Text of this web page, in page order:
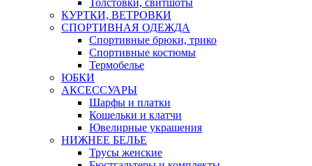
Толстовки, свитшоты
КУРТКИ, ВЕТРОВКИ
СПОРТИВНАЯ ОДЕЖДА
Спортивные брюки, трико
Спортивные костюмы
Термобелье
ЮБКИ
AКСЕССУАРЫ
Шарфы и платки
Кошельки и клатчи
Ювелирные украшения
НИЖНЕЕ БЕЛЬЕ
Трусы женские